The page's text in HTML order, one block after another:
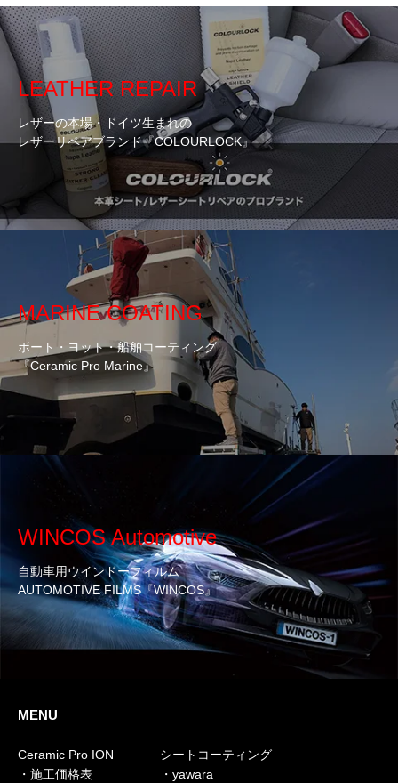
LEATHER REPAIR
レザーの本場・ドイツ生まれの
レザーリペアブランド『COLOURLOCK』
MARINE COATING
ボート・ヨット・船舶コーティング
『Ceramic Pro Marine』
WINCOS Automotive
自動車用ウインドーフィルム
AUTOMOTIVE FILMS『WINCOS』
MENU
Ceramic Pro ION
・施工価格表
シートコーティング
・yawara